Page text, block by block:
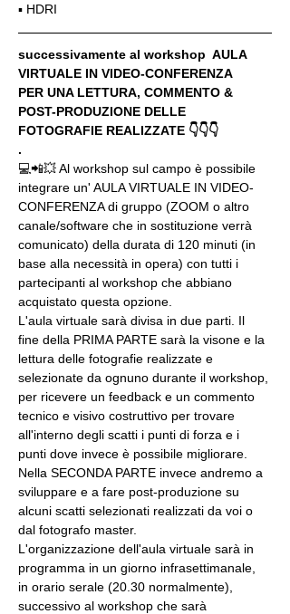
▪️ HDRI
successivamente al workshop  AULA
VIRTUALE IN VIDEO-CONFERENZA
PER UNA LETTURA, COMMENTO &
POST-PRODUZIONE DELLE
FOTOGRAFIE REALIZZATE 👇👇👇
.
💻📲💥 Al workshop sul campo è possibile
integrare un' AULA VIRTUALE IN VIDEO-
CONFERENZA di gruppo (ZOOM o altro
canale/software che in sostituzione verrà
comunicato) della durata di 120 minuti (in
base alla necessità in opera) con tutti i
partecipanti al workshop che abbiano
acquistato questa opzione.
L'aula virtuale sarà divisa in due parti. Il
fine della PRIMA PARTE sarà la visone e la
lettura delle fotografie realizzate e
selezionate da ognuno durante il workshop,
per ricevere un feedback e un commento
tecnico e visivo costruttivo per trovare
all'interno degli scatti i punti di forza e i
punti dove invece è possibile migliorare.
Nella SECONDA PARTE invece andremo a
sviluppare e a fare post-produzione su
alcuni scatti selezionati realizzati da voi o
dal fotografo master.
L'organizzazione dell'aula virtuale sarà in
programma in un giorno infrasettimanale,
in orario serale (20.30 normalmente),
successivo al workshop che sarà